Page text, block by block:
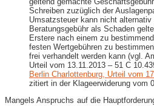
Schreiben zuzüglich der
Umsatzsteuer kann nicht alternativ
Beratungsgebühr als Schaden
Erstere nach einem zu
festen Wertgebühren zu
frei verhandelt werden kann (vgl.
Urteil vom 13.11.2013 – 51 C
Berlin Charlottenburg, Urteil vom
zitiert in der Klageerwiderung vom
Mangels Anspruchs auf die